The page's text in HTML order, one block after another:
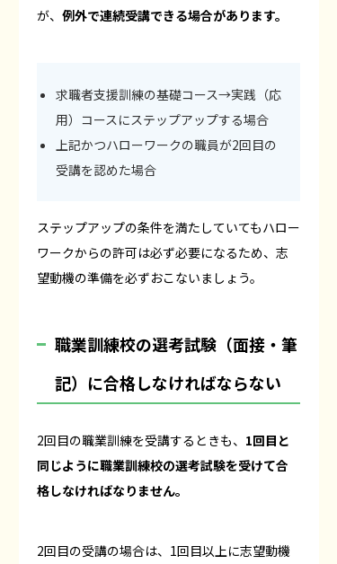
が、 例外で連続受講できる場合があります。
求職者支援訓練の基礎コース→実践（応
用）コースにステップアップする場合
上記かつハローワークの職員が2回目の
受講を認めた場合
ステップアップの条件を満たしていてもハロー
ワークからの許可は必ず必要になるため、志
望動機の準備を必ずおこないましょう。
職業訓練校の選考試験（面接・筆
記）に合格しなければならない
2回目の職業訓練を受講するときも、 1回目と
同じように職業訓練校の選考試験を受けて合
格しなければなりません。
2回目の受講の場合は、1回目以上に志望動機